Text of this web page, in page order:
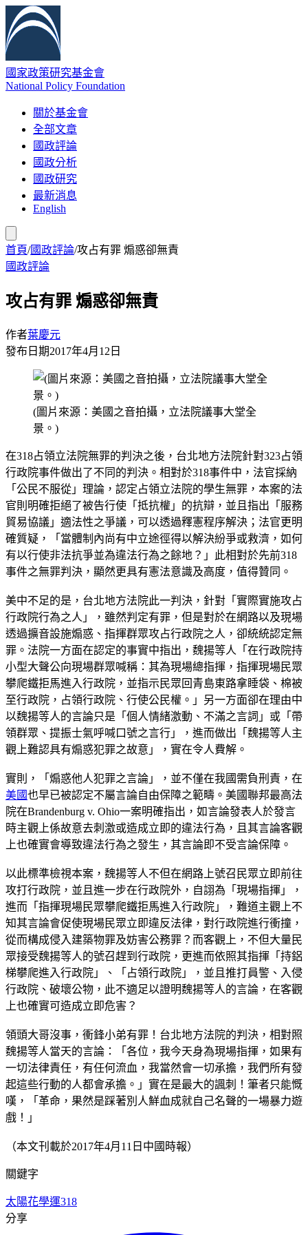
國家政策研究基金會
National Policy Foundation
關於基金會
全部文章
國政評論
國政分析
國政研究
最新消息
English
首頁/國政評論/攻占有罪 煽惑卻無責
國政評論
攻占有罪 煽惑卻無責
作者葉慶元
發布日期2017年4月12日
(圖片來源：美國之音拍攝，立法院議事大堂全
景。)
在318占領立法院無罪的判決之後，台北地方法院針對323占領
行政院事件做出了不同的判決。相對於318事件中，法官採納
「公民不服從」理論，認定占領立法院的學生無罪，本案的法
官則明確拒絕了被告行使「抵抗權」的抗辯，並且指出「服務
貿易協議」適法性之爭議，可以透過釋憲程序解決；法官更明
確質疑，「當體制內尚有中立途徑得以解決紛爭或救濟，如何
有以行使非法抗爭並為違法行為之餘地？」此相對於先前318
事件之無罪判決，顯然更具有憲法意識及高度，值得贊同。
美中不足的是，台北地方法院此一判決，針對「實際實施攻占
行政院行為之人」，雖然判定有罪，但是對於在網路以及現場
透過擴音設施煽惑、指揮群眾攻占行政院之人，卻統統認定無
罪。法院一方面在認定的事實中指出，魏揚等人「在行政院持
小型大聲公向現場群眾喊稱：其為現場總指揮，指揮現場民眾
攀爬鐵拒馬進入行政院，並指示民眾回青島東路拿睡袋、棉被
至行政院，占領行政院、行使公民權。」另一方面卻在理由中
以魏揚等人的言論只是「個人情緒激動、不滿之言詞」或「帶
領群眾、提振士氣呼喊口號之言行」，進而做出「魏揚等人主
觀上難認具有煽惑犯罪之故意」，實在令人費解。
實則，「煽惑他人犯罪之言論」，並不僅在我國需負刑責，在
美國也早已被認定不屬言論自由保障之範疇。美國聯邦最高法
院在Brandenburg v. Ohio一案明確指出，如言論發表人於發言
時主觀上係故意去刺激或造成立即的違法行為，且其言論客觀
上也確實會導致違法行為之發生，其言論即不受言論保障。
以此標準檢視本案，魏揚等人不但在網路上號召民眾立即前往
攻打行政院，並且進一步在行政院外，自詡為「現場指揮」，
進而「指揮現場民眾攀爬鐵拒馬進入行政院」，難道主觀上不
知其言論會促使現場民眾立即違反法律，對行政院進行衝撞，
從而構成侵入建築物罪及妨害公務罪？而客觀上，不但大量民
眾接受魏揚等人的號召趕到行政院，更進而依照其指揮「持鋁
梯攀爬進入行政院」、「占領行政院」，並且推打員警、入侵
行政院、破壞公物，此不適足以證明魏揚等人的言論，在客觀
上也確實可造成立即危害？
領頭大哥沒事，衝鋒小弟有罪！台北地方法院的判決，相對照
魏揚等人當天的言論：「各位，我今天身為現場指揮，如果有
一切法律責任，有任何流血，我當然會一切承擔，我們所有發
起這些行動的人都會承擔。」實在是最大的諷刺！筆者只能慨
嘆，「革命，果然是踩著別人鮮血成就自己名聲的一場暴力遊
戲！」
（本文刊載於2017年4月11日中國時報）
關鍵字
太陽花學運318
分享